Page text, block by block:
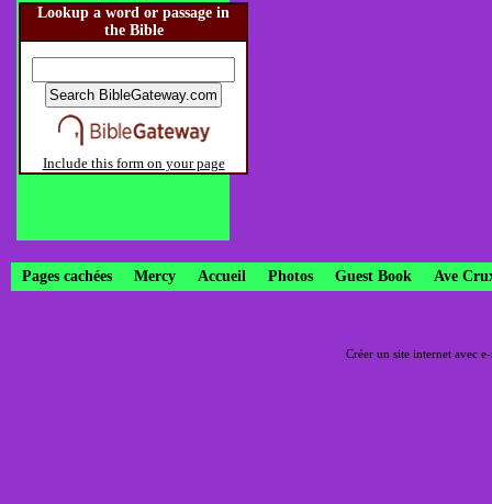
Lookup a word or passage in
the Bible
Include this form on your page
Pages cachées Mercy Accueil Photos Guest Book Ave
Créer un site internet avec